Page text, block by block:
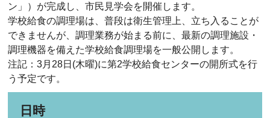
ン」）が完成し、市民見学会を開催します。
学校給食の調理場は、普段は衛生管理上、立ち入ることが
できませんが、調理業務が始まる前に、最新の調理施設・
調理機器を備えた学校給食調理場を一般公開します。
注記：3月28日(木曜)に第2学校給食センターの開所式を行
う予定です。
日時